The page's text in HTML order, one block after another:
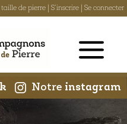
de pierre S'inscrire Se connecter
Notre instagram